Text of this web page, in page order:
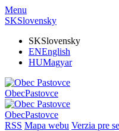
Menu
SKSlovensky
SKSlovensky
ENEnglish
HUMagyar
ObecPastovce
ObecPastovce
RSS Mapa webu Verzia pre